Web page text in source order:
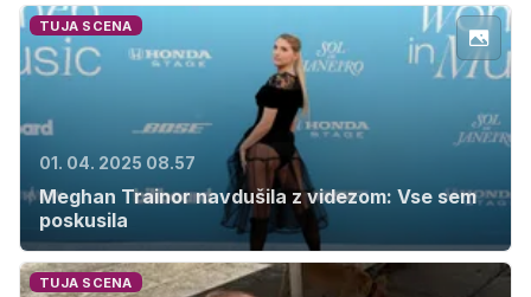
TUJA SCENA
01. 04. 2025 08.57
Meghan Trainor navdušila z videzom: Vse sem
poskusila
TUJA SCENA